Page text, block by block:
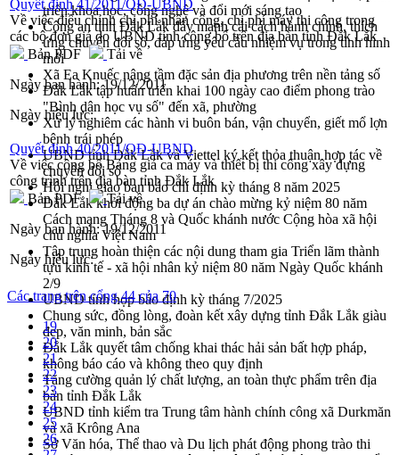
triển khoa học, công nghệ và đổi mới sáng tạo
Công an tỉnh Đắk Lắk đẩy mạnh cải cách hành chính, thích
ứng chuyển đổi số, đáp ứng yêu cầu nhiệm vụ trong tình hình
mới
Xã Ea Knuếc nâng tầm đặc sản địa phương trên nền tảng số
Đắk Lắk tập huấn triển khai 100 ngày cao điểm phong trào
"Bình dân học vụ số" đến xã, phường
Xử lý nghiêm các hành vi buôn bán, vận chuyển, giết mổ lợn
bệnh trái phép
UBND tỉnh Đắk Lắk và Viettel ký kết thỏa thuận hợp tác về
chuyển đổi số
Hội nghị giao ban báo chí định kỳ tháng 8 năm 2025
Đắk Lắk khởi động ba dự án chào mừng kỷ niệm 80 năm
Cách mạng Tháng 8 và Quốc khánh nước Cộng hòa xã hội
chủ nghĩa Việt Nam
Tập trung hoàn thiện các nội dung tham gia Triển lãm thành
tựu kinh tế - xã hội nhân kỷ niệm 80 năm Ngày Quốc khánh
2/9
UBND tỉnh họp báo định kỳ tháng 7/2025
Chung sức, đồng lòng, đoàn kết xây dựng tỉnh Đắk Lắk giàu
đẹp, văn minh, bản sắc
Đắk Lắk quyết tâm chống khai thác hải sản bất hợp pháp,
không báo cáo và không theo quy định
Tăng cường quản lý chất lượng, an toàn thực phẩm trên địa
bàn tỉnh Đắk Lắk
UBND tỉnh kiểm tra Trung tâm hành chính công xã Durkmăn
và xã Krông Ana
Sở Văn hóa, Thể thao và Du lịch phát động phong trào thi
Quyết định 41/2011/QĐ-UBND
Về việc điều chỉnh chi phí nhân công, chi phí máy thi công trong
các bộ đơn giá do UBND tỉnh công bố trên địa bàn tỉnh Đắk Lắk
Bản PDF
Tải về
Ngày ban hành:19/12/2011
Ngày hiệu lực:
Quyết định 40/2011/QĐ-UBND
Về việc công bố Bảng giá ca máy và thiết bị thi công xây dựng
công trình trên địa bàn tỉnh Đắk Lắk
Bản PDF
Tải về
Ngày ban hành:19/12/2011
Ngày hiệu lực:
Các trang trên cổng 44 của 70
19
20
21
22
23
24
25
26